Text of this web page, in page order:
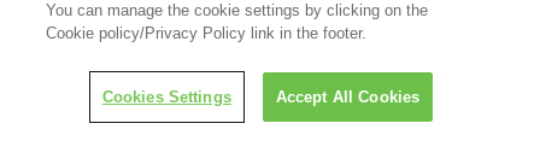
You can manage the cookie settings by clicking on the
Cookie policy/Privacy Policy link in the footer.
Cookies Settings Accept All Cookies